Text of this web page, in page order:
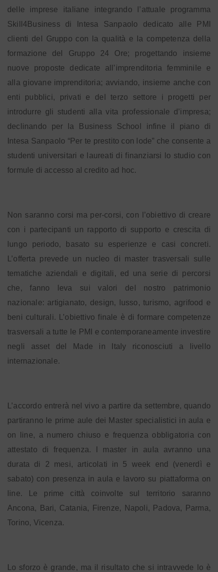
delle imprese italiane integrando l’attuale programma
Skill4Business di Intesa Sanpaolo dedicato alle PMI
clienti del Gruppo con la qualità e la competenza della
formazione del Gruppo 24 Ore; progettando insieme
nuove proposte dedicate all’imprenditoria femminile e
alla giovane imprenditoria; avviando, insieme anche con
enti pubblici, privati e del terzo settore i progetti per
introdurre gli studenti alla vita professionale d’impresa;
declinando per la Business School infine il piano di
Intesa Sanpaolo “Per te prestito con lode” che consente a
studenti universitari e laureati di finanziarsi lo studio con
formule di accesso al credito ad hoc.
Non saranno corsi ma per-corsi, con l’obiettivo di creare
con i partecipanti un rapporto di supporto e crescita di
lungo periodo, basato su esperienze e casi concreti.
L’offerta prevede un nucleo di master trasversali sulle
tematiche aziendali e digitali, ed una serie di percorsi
che, fanno leva sui valori del nostro patrimonio
nazionale: artigianato, design, lusso, turismo, agrifood e
beni culturali. L’obiettivo finale è di formare competenze
trasversali a tutte le PMI e contemporaneamente investire
negli asset del Made in Italy riconosciuti a livello
internazionale.
L’accordo entrerà nel vivo a partire da settembre, quando
partiranno le prime aule dei Master specialistici in aula e
on line, a numero chiuso e frequenza obbligatoria con
attestato di frequenza. I master in aula avranno una
durata di 2 mesi, articolati in 5 week end (venerdì e
sabato) con presenza in aula e lavoro su piattaforma on
line. Le prime città coinvolte sul territorio saranno
Ancona, Bari, Catania, Firenze, Napoli, Padova, Parma,
Torino, Vicenza.
Lo sforzo è grande, ma il risultato che si intravvede lo è